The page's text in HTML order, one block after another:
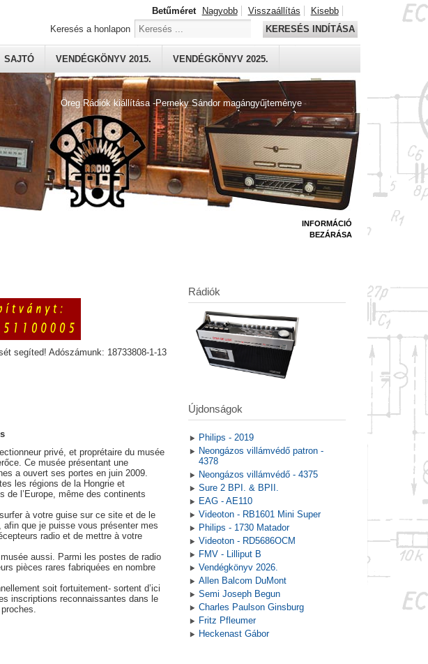
Öreg Rádiók kiállítása -Perneky Sándor magángyűjteménye
SAJTÓ VENDÉGKÖNYV 2015. VENDÉGKÖNYV 2025.
Betűméret Nagyobb Visszaállítás
Kisebb
Keresés a honlapon
KERESÉS INDÍTÁSA
segíted! Adószámunk: 18733808-1-13
privé, et proprétaire du musée
Ce musée présentant une
a ouvert ses portes en juin 2009.
les régions de la Hongrie et
de l’Europe, même des continents
à votre guise sur ce site et de le
que je puisse vous présenter mes
radio et de mettre à votre
aussi. Parmi les postes de radio
pièces rares fabriquées en nombre
soit fortuitement- sortent d’ici
inscriptions reconnaissantes dans le
INFORMÁCIÓ
BEZÁRÁSA
Rádiók
Újdonságok
Philips - 2019
Neongázos villámvédő patron -
4378
Neongázos villámvédő - 4375
Sure 2 BPI. & BPII.
EAG - AE110
Videoton - RB1601 Mini Super
Philips - 1730 Matador
Videoton - RD5686OCM
FMV - Lilliput B
Vendégkönyv 2026.
Allen Balcom DuMont
Semi Joseph Begun
Charles Paulson Ginsburg
Fritz Pfleumer
Heckenast Gábor